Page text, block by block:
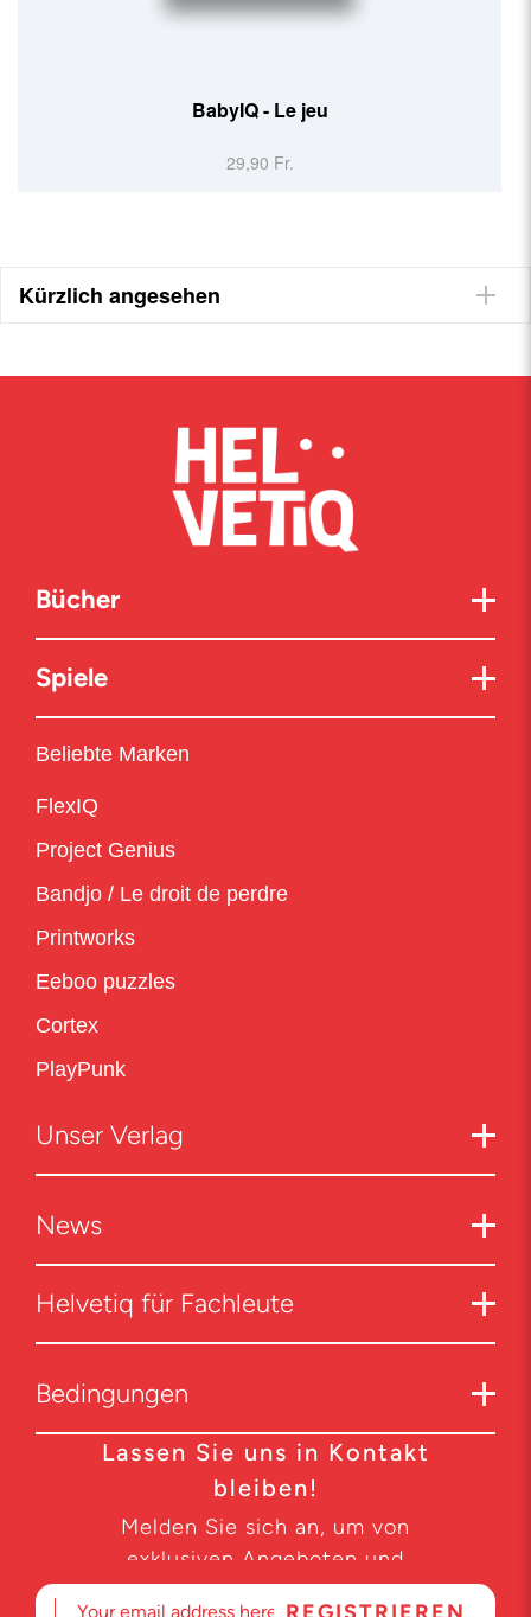
BEERIQ - Le jeu
29,90 Fr.
Kürzlich angesehen
Bücher
Spiele
Beliebte Marken
FlexIQ
Project Genius
Bandjo / Le droit de perdre
Printworks
Eeboo puzzles
Cortex
PlayPunk
Unser Verlag
News
Helvetiq für Fachleute
Bedingungen
Lassen Sie uns in Kontakt
bleiben!
Melden Sie sich an, um von
exklusiven Angeboten und
Produktneuheiten zu erfahren.